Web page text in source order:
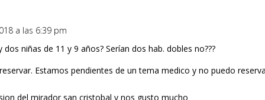
a las 6:39 pm
niñas de 11 y 9 años? Serían dos hab. dobles no???
Estamos pendientes de un tema medico y no puedo
del mirador san cristobal y nos gusto mucho